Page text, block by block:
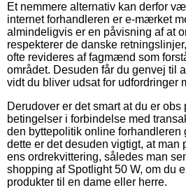
Et nemmere alternativ kan derfor
internet forhandleren er e-mærket
almindeligvis er en påvisning af at
respekterer de danske
ofte revideres af fagmænd som
området. Desuden får du genvej til
vidt du bliver udsat for udfordringer
Derudover er det smart at du er
betingelser i forbindelse med
den byttepolitik online forhandleren
dette er det desuden vigtigt, at man
ens ordrekvittering, således man
shopping af Spotlight 50 W, om du
produkter til en dame eller herre.